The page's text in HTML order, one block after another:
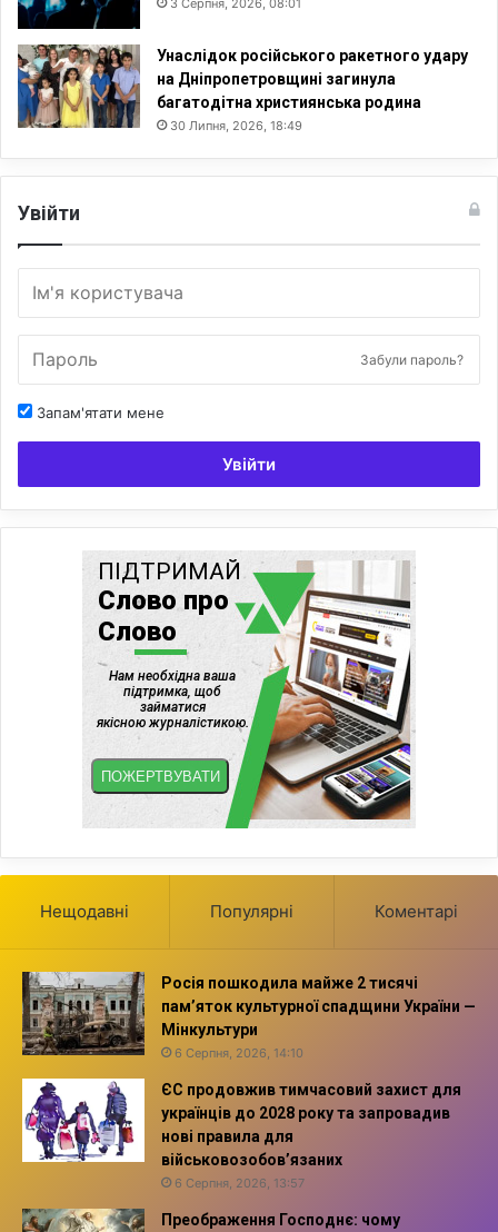
б
у
в
а
т
и
м
т
ь
я
о
ф
с
ь
к
Унаслідок російського ракетного удару
на Дніпропетровщині загинула
багатодітна християнська родина
30 Липня, 2026, 18:49
Увійти
Забули пароль?
Запам'ятати мене
Увійти
Нещодавні Популярні Коментарі
Росія пошкодила майже 2 тисячі
пам’яток культурної спадщини України —
Мінкультури
6 Серпня, 2026, 14:10
ЄС продовжив тимчасовий захист для
українців до 2028 року та запровадив
нові правила для
військовозобов’язаних
6 Серпня, 2026, 13:57
Преображення Господнє: чому